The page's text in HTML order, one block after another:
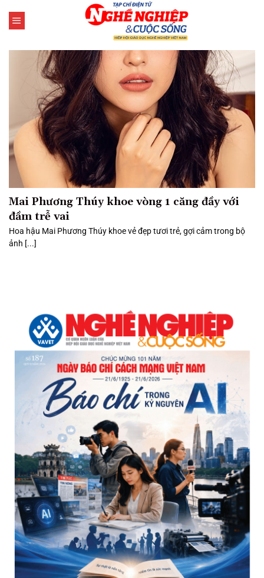
qua
dung
Mai Phương Thúy khoe vòng 1 căng đầy với
đầm trễ vai
Hoa hậu Mai Phương Thúy khoe vẻ đẹp tươi trẻ, gợi cảm trong bộ
ảnh [...]